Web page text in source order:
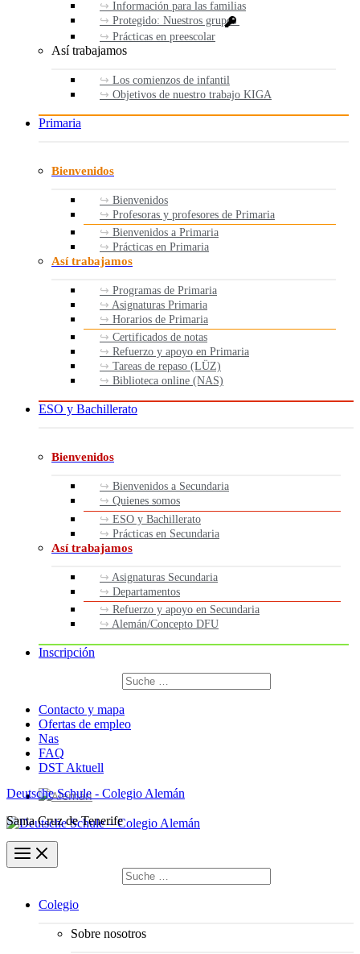
Información para las familias
Protegido: Nuestros grupos
Prácticas en preescolar
Así trabajamos
Los comienzos de infantil
Objetivos de nuestro trabajo KIGA
Primaria
Bienvenidos
Bienvenidos
Profesoras y profesores de Primaria
Bienvenidos a Primaria
Prácticas en Primaria
Así trabajamos
Programas de Primaria
Asignaturas Primaria
Horarios de Primaria
Certificados de notas
Refuerzo y apoyo en Primaria
Tareas de repaso (LÜZ)
Biblioteca online (NAS)
ESO y Bachillerato
Bienvenidos
Bienvenidos a Secundaria
Quienes somos
ESO y Bachillerato
Prácticas en Secundaria
Así trabajamos
Asignaturas Secundaria
Departamentos
Refuerzo y apoyo en Secundaria
Alemán/Concepto DFU
Inscripción
Buscar
por:
Contacto y mapa
Ofertas de empleo
Nas
FAQ
DST Aktuell
Deutsche Schule - Colegio Alemán
Santa Cruz de Tenerife
Buscar
por:
Colegio
Sobre nosotros